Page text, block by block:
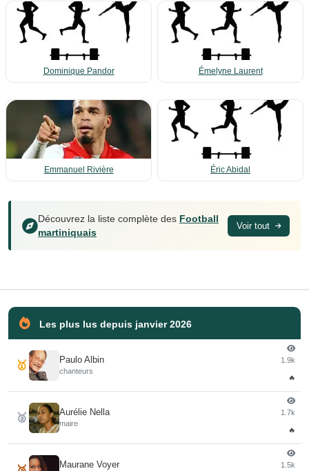
Dominique Pandor Émelyne Laurent
Emmanuel Rivière Éric Abidal
Découvrez la liste complète des Football
martiniquais
Voir tout
Les plus lus depuis janvier 2026
🥇 Paulo Albin
chanteurs
1.9k
🔥
🥈 Aurélie Nella
maire
1.7k
🔥
Maurane Voyer 1.5k